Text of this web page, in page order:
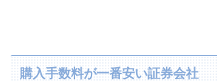
購入手数料が一番安い証券会社